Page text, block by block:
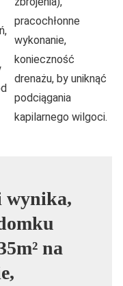
pracochłonne
wykonanie,
konieczność
drenażu, by uniknąć
podciągania
kapilarnego wilgoci.
wynika,
na